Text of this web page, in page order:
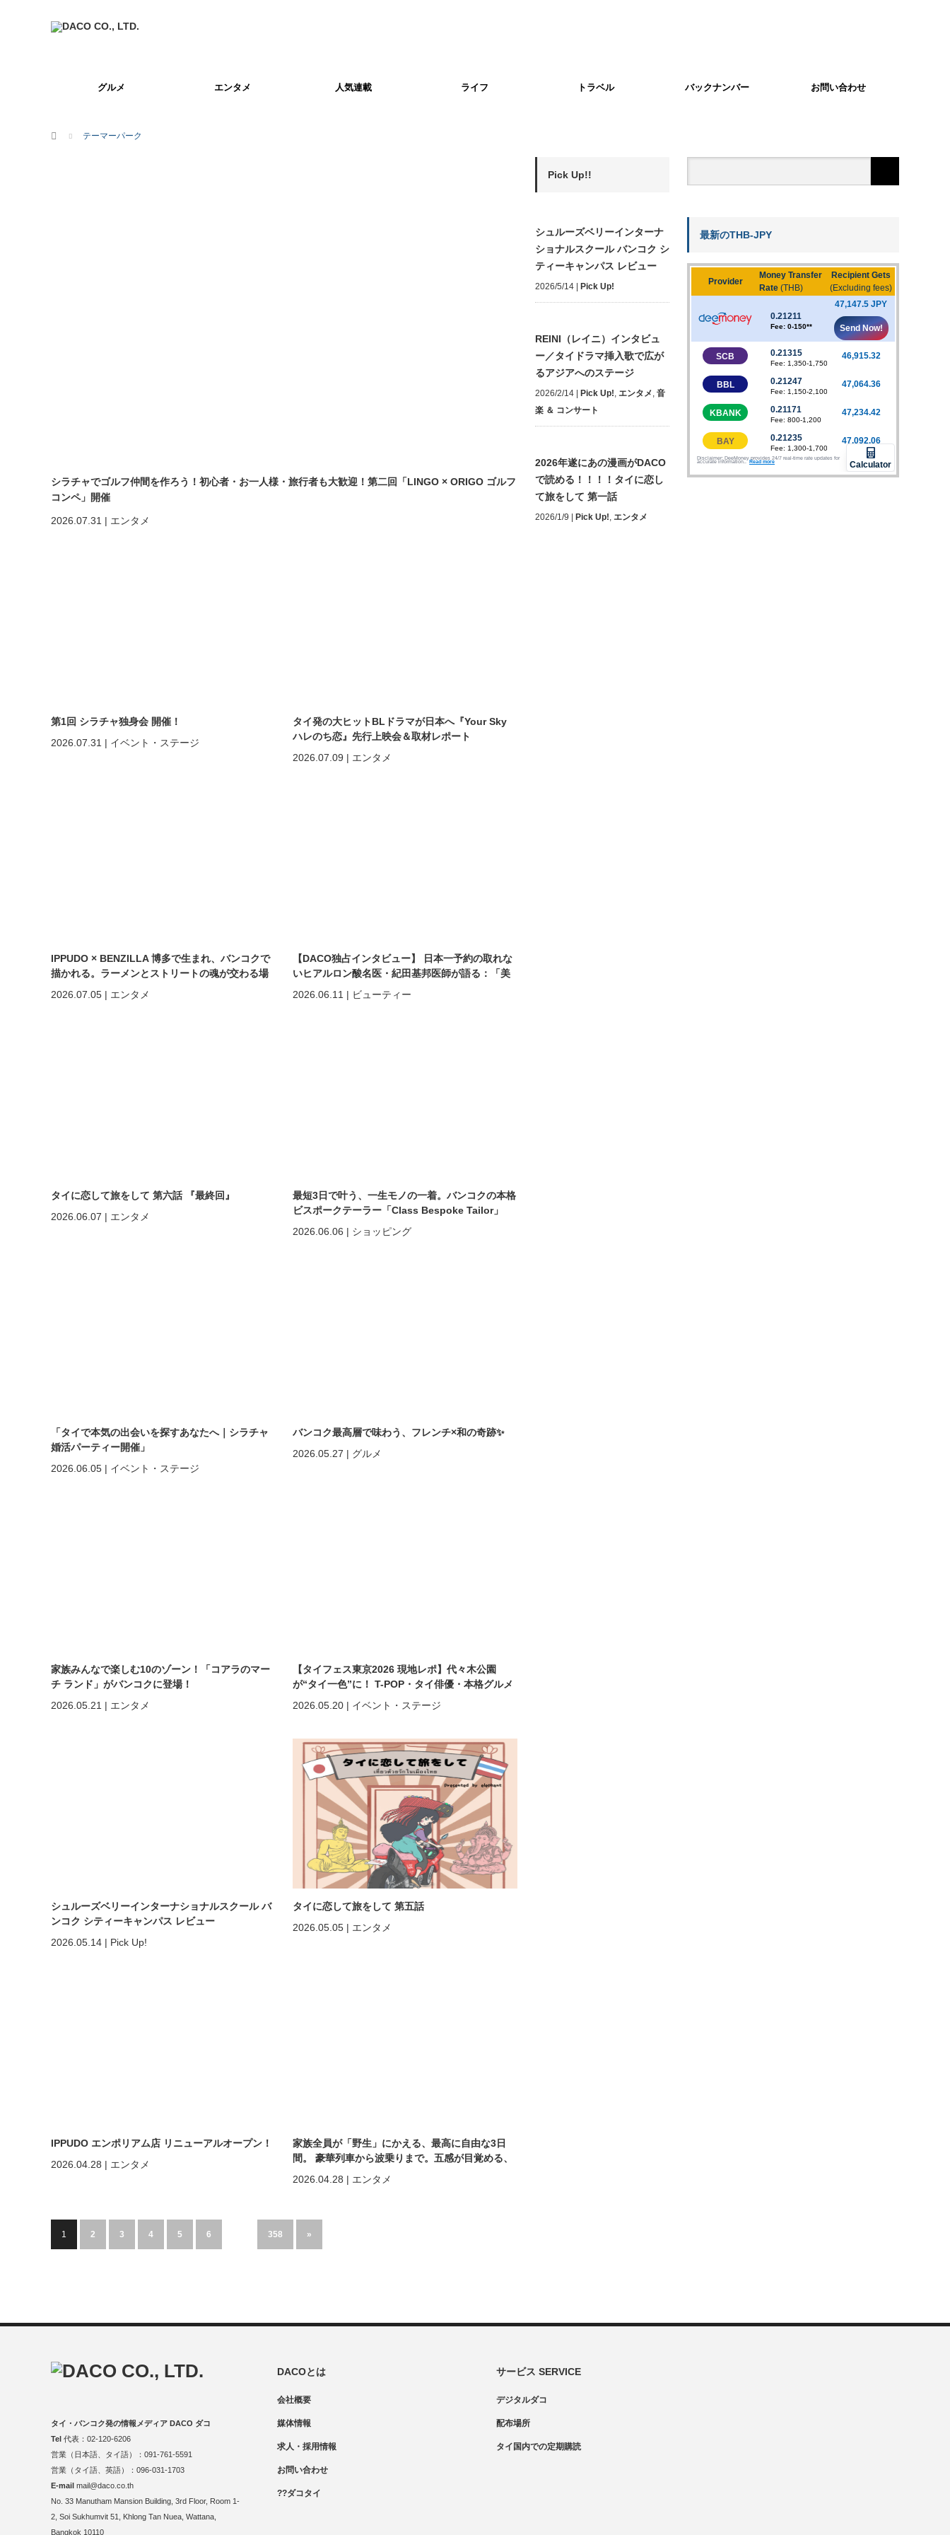
グルメ エンタメ 人気連載 ライフ トラベル バックナンバー お問い合わせ
ホーム テーマーパーク
シラチャでゴルフ仲間を作ろう！初心者・お一人様・旅行者も大歓迎！第二回「LINGO × ORIGO ゴルフ
コンペ」開催
2026.07.31 | エンタメ
第1回 シラチャ独身会 開催！
2026.07.31 | イベント・ステージ
タイ発の大ヒットBLドラマが日本へ『Your Sky
ハレのち恋』先行上映会＆取材レポート
2026.07.09 | エンタメ
IPPUDO × BENZILLA 博多で生まれ、バンコクで
描かれる。ラーメンとストリートの魂が交わる場
2026.07.05 | エンタメ
【DACO独占インタビュー】 日本一予約の取れな
いヒアルロン酸名医・紀田基邦医師が語る：「美
しくなる」だけではない。 “自分を好きになる”た
めの美容医療
2026.06.11 | ビューティー
タイに恋して旅をして 第六話 『最終回』
2026.06.07 | エンタメ
最短3日で叶う、一生モノの一着。バンコクの本格
ビスポークテーラー「Class Bespoke Tailor」
2026.06.06 | ショッピング
「タイで本気の出会いを探すあなたへ｜シラチャ
婚活パーティー開催」
2026.06.05 | イベント・ステージ
バンコク最高層で味わう、フレンチ×和の奇跡✨
2026.05.27 | グルメ
家族みんなで楽しむ10のゾーン！「コアラのマー
チ ランド」がバンコクに登場！
2026.05.21 | エンタメ
【タイフェス東京2026 現地レポ】代々木公園
が“タイ一色”に！ T-POP・タイ俳優・本格グルメ
2026.05.20 | イベント・ステージ
シュルーズベリーインターナショナルスクール バ
ンコク シティーキャンパス レビュー
2026.05.14 | Pick Up!
タイに恋して旅をして 第五話
2026.05.05 | エンタメ
IPPUDO エンポリアム店 リニューアルオープン！
2026.04.28 | エンタメ
家族全員が「野生」にかえる、最高に自由な3日
間。 豪華列車から波乗りまで。五感が目覚める、
ホアヒン「再起動」の旅。
2026.04.28 | エンタメ
1 2 3 4 5 6 358 »
Pick Up!!
シュルーズベリーインターナ
ショナルスクール バンコク シ
ティーキャンパス レビュー
2026/5/14 Pick Up!
REINI（レイニ）インタビュ
ー／タイドラマ挿入歌で広が
るアジアへのステージ
2026/2/14 Pick Up!, エンタメ, 音
楽 ＆ コンサート
2026年遂にあの漫画がDACO
で読める！！！！タイに恋し
て旅をして 第一話
2026/1/9 Pick Up!, エンタメ
最新のTHB-JPY
DACOとは
会社概要
媒体情報
求人・採用情報
お問い合わせ
??ダコタイ
サービス SERVICE
デジタルダコ
配布場所
タイ国内での定期購読
タイ・バンコク発の情報メディア DACO ダコ
Tel 代表：02-120-6206
営業（日本語、タイ語）：091-761-5591
営業（タイ語、英語）：096-031-1703
E-mail mail@daco.co.th
No. 33 Manutham Mansion Building, 3rd Floor, Room 1-
2, Soi Sukhumvit 51, Khlong Tan Nuea, Wattana,
Bangkok 10110